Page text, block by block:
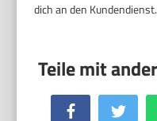
dich an den Kundendienst.
Facebook Twitter